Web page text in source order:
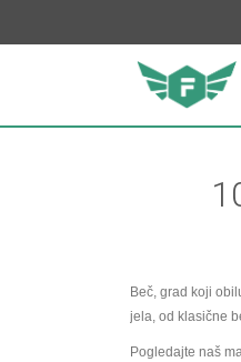
Beč, grad koji
jela, od klasične
Pogledajte naš